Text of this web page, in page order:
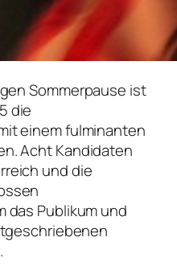
Sommerpause ist
die
einem fulminanten
Acht Kandidaten
und die
das Publikum und